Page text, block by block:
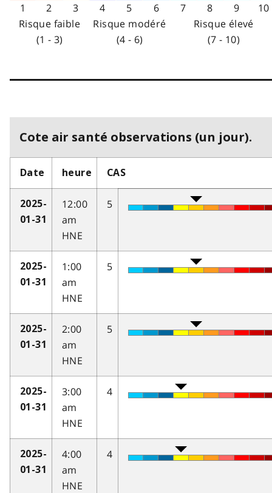
1 2 3 4 5 6 7 8 9
10
Risque faible
(1 - 3)
Risque modéré
(4 - 6)
Risque élevé
(7 - 10)
Cote air santé observations (un jour).
Date heure CAS
2025-
01-31
12:00
am
HNE
5
2025-
01-31
1:00
am
HNE
5
2025-
01-31
2:00
am
HNE
5
2025-
01-31
3:00
am
HNE
4
2025-
01-31
4:00
am
HNE
4